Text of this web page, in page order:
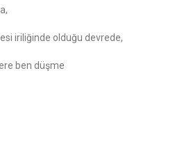
iriliğinde olduğu devrede,
ben düşme